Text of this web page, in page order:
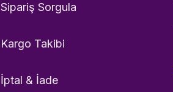
Sipariş Sorgula
Kargo Takibi
İptal & İade